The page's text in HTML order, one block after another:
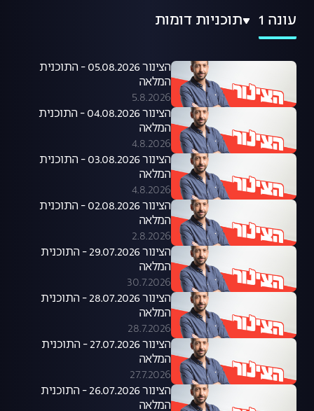
עונה 1 תוכניות דומות
הצינור 05.08.2026 - התוכנית
המלאה
5.8.2026
הצינור 04.08.2026 - התוכנית
המלאה
4.8.2026
הצינור 03.08.2026 - התוכנית
המלאה
4.8.2026
הצינור 02.08.2026 - התוכנית
המלאה
2.8.2026
הצינור 29.07.2026 - התוכנית
המלאה
30.7.2026
הצינור 28.07.2026 - התוכנית
המלאה
28.7.2026
הצינור 27.07.2026 - התוכנית
המלאה
27.7.2026
הצינור 26.07.2026 - התוכנית
המלאה